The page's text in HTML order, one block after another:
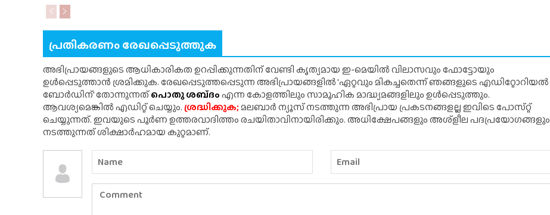
പ്രതികരണം രേഖപ്പെടുത്തുക
അഭിപ്രായങ്ങളുടെ ആധികാരികത ഉറപ്പിക്കുന്നതിന് വേണ്ടി കൃത്യമായ ഇ-മെയിൽ വിലാസവും ഫോട്ടോയും
ഉൾപ്പെടുത്താൻ ശ്രമിക്കുക. രേഖപ്പെടുത്തപ്പെടുന്ന അഭിപ്രായങ്ങളിൽ 'ഏറ്റവും മികച്ചതെന്ന് ഞങ്ങളുടെ എഡിറ്റോറിയൽ
ബോർഡിന്' തോന്നുന്നത്പൊതു ശബ്‌ദംഎന്ന കോളത്തിലും സാമൂഹിക മാദ്ധ്യമങ്ങളിലും ഉൾപ്പെടുത്തും.
ആവശ്യമെങ്കിൽ എഡിറ്റ് ചെയ്യും.ശ്രദ്ധിക്കുക;മലബാർ ന്യൂസ് നടത്തുന്ന അഭിപ്രായ പ്രകടനങ്ങളല്ല ഇവിടെ പോസ്‌റ്റ്
ചെയ്യുന്നത്. ഇവയുടെ പൂർണ ഉത്തരവാദിത്തം രചയിതാവിനായിരിക്കും. അധിക്ഷേപങ്ങളും അശ്‌ളീല പദപ്രയോഗങ്ങളും
നടത്തുന്നത് ശിക്ഷാർഹമായ കുറ്റമാണ്.